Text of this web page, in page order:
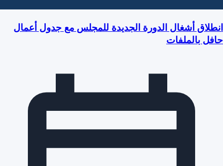
انطلاق أشغال الدورة الجديدة للمجلس مع جدول أعمال
حافل بالملفات